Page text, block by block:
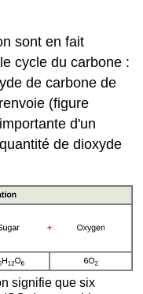
sont en fait
cycle du carbone :
de carbone de
(figure
d'un
de dioxyde
signifie que six